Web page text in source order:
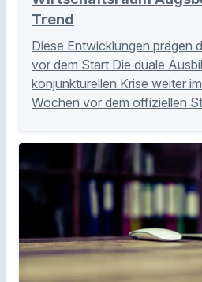
Trend
Diese Entwicklungen prägen
vor dem Start Die duale
konjunkturellen Krise weiter
Wochen vor dem offiziellen